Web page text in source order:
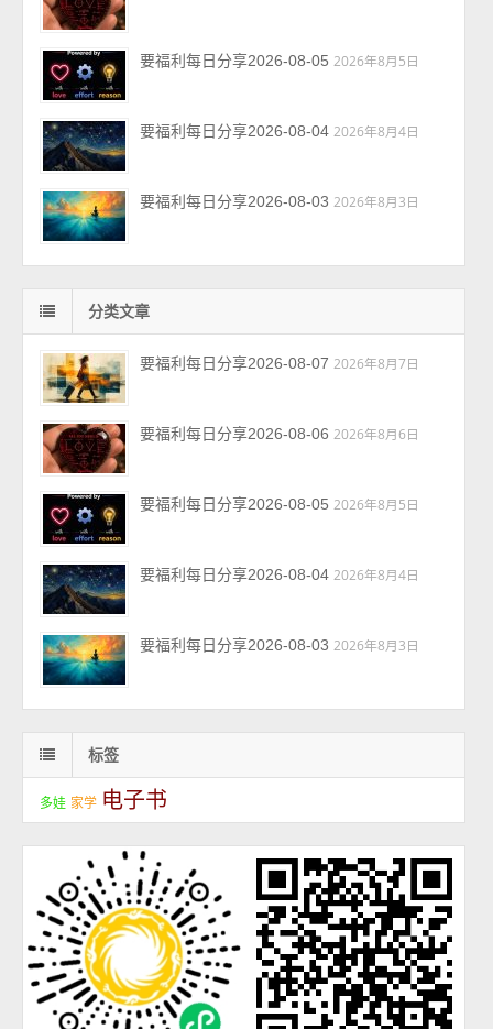
要福利每日分享2026-08-05 2026年8月5日
要福利每日分享2026-08-04 2026年8月4日
要福利每日分享2026-08-03 2026年8月3日
分类文章
要福利每日分享2026-08-07 2026年8月7日
要福利每日分享2026-08-06 2026年8月6日
要福利每日分享2026-08-05 2026年8月5日
要福利每日分享2026-08-04 2026年8月4日
要福利每日分享2026-08-03 2026年8月3日
标签
多娃 家学 电子书